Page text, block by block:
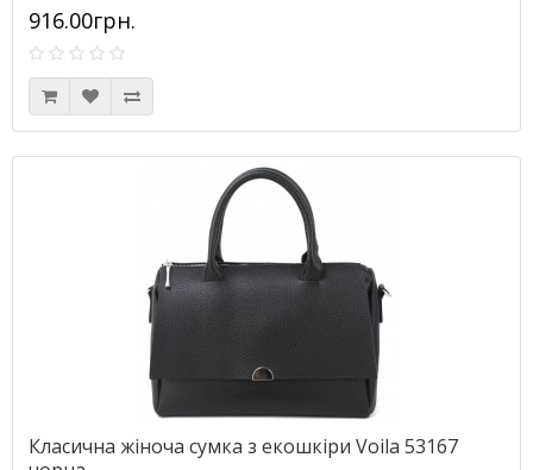
916.00грн.
Класична жіноча сумка з екошкіри Voila 53167